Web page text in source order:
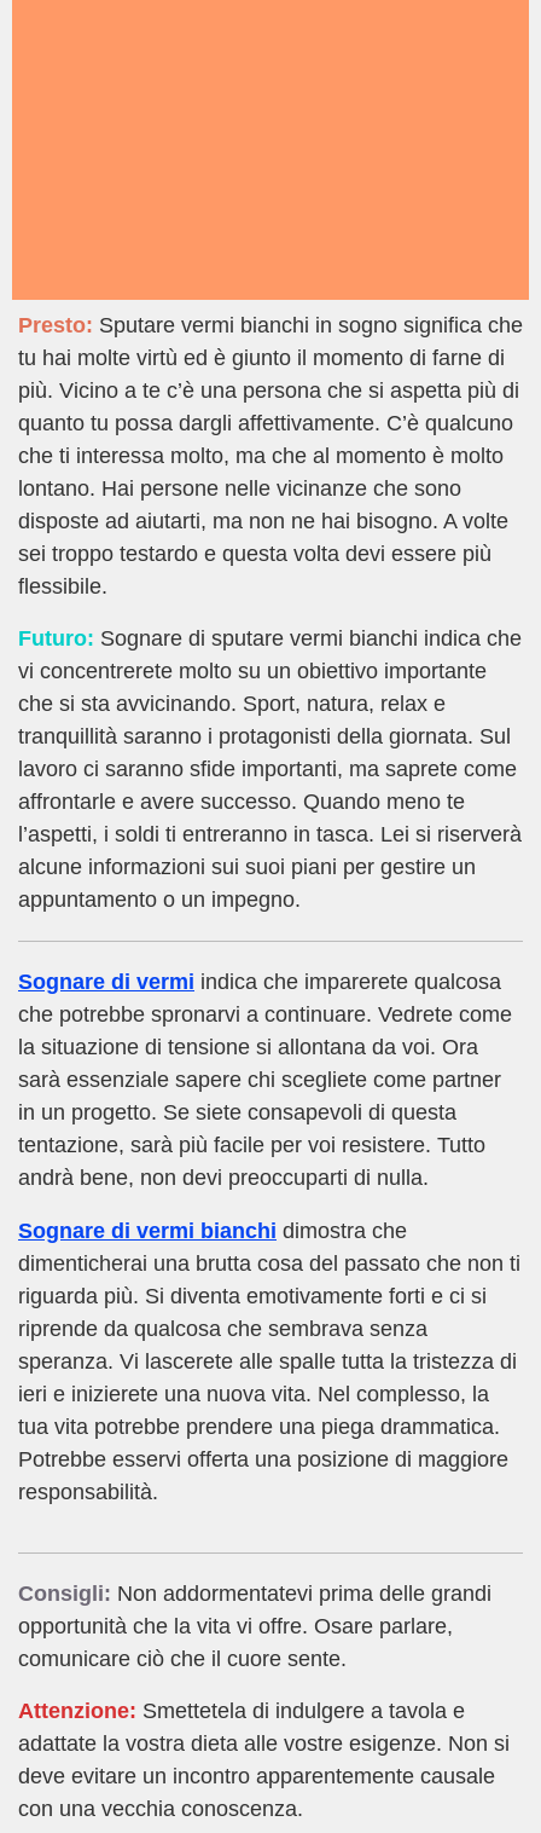
Presto: Sputare vermi bianchi in sogno significa che
tu hai molte virtù ed è giunto il momento di farne di
più. Vicino a te c’è una persona che si aspetta più di
quanto tu possa dargli affettivamente. C’è qualcuno
che ti interessa molto, ma che al momento è molto
lontano. Hai persone nelle vicinanze che sono
disposte ad aiutarti, ma non ne hai bisogno. A volte
sei troppo testardo e questa volta devi essere più
flessibile.
Futuro: Sognare di sputare vermi bianchi indica che
vi concentrerete molto su un obiettivo importante
che si sta avvicinando. Sport, natura, relax e
tranquillità saranno i protagonisti della giornata. Sul
lavoro ci saranno sfide importanti, ma saprete come
affrontarle e avere successo. Quando meno te
l’aspetti, i soldi ti entreranno in tasca. Lei si riserverà
alcune informazioni sui suoi piani per gestire un
appuntamento o un impegno.
Sognare di vermi indica che imparerete qualcosa
che potrebbe spronarvi a continuare. Vedrete come
la situazione di tensione si allontana da voi. Ora
sarà essenziale sapere chi scegliete come partner
in un progetto. Se siete consapevoli di questa
tentazione, sarà più facile per voi resistere. Tutto
andrà bene, non devi preoccuparti di nulla.
Sognare di vermi bianchi dimostra che
dimenticherai una brutta cosa del passato che non ti
riguarda più. Si diventa emotivamente forti e ci si
riprende da qualcosa che sembrava senza
speranza. Vi lascerete alle spalle tutta la tristezza di
ieri e inizierete una nuova vita. Nel complesso, la
tua vita potrebbe prendere una piega drammatica.
Potrebbe esservi offerta una posizione di maggiore
responsabilità.
Consigli: Non addormentatevi prima delle grandi
opportunità che la vita vi offre. Osare parlare,
comunicare ciò che il cuore sente.
Attenzione: Smettetela di indulgere a tavola e
adattate la vostra dieta alle vostre esigenze. Non si
deve evitare un incontro apparentemente causale
con una vecchia conoscenza.